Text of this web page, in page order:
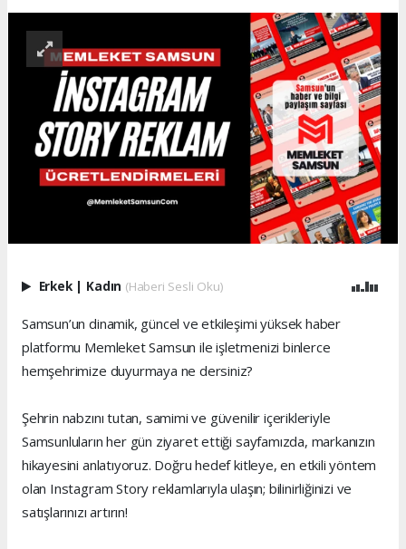
Erkek | Kadın (Haberi Sesli Oku)
Samsun’un dinamik, güncel ve etkileşimi yüksek haber
platformu Memleket Samsun ile işletmenizi binlerce
hemşehrimize duyurmaya ne dersiniz?
Şehrin nabzını tutan, samimi ve güvenilir içerikleriyle
Samsunluların her gün ziyaret ettiği sayfamızda, markanızın
hikayesini anlatıyoruz. Doğru hedef kitleye, en etkili yöntem
olan Instagram Story reklamlarıyla ulaşın; bilinirliğinizi ve
satışlarınızı artırın!